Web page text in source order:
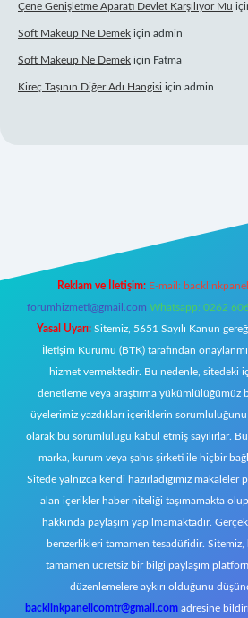
Çene Genişletme Aparatı Devlet Karşılıyor Mu
Soft Makeup Ne Demek için admin
Soft Makeup Ne Demek için Fatma
Kireç Taşının Diğer Adı Hangisi için admin
Reklam ve İletişim: E-mail:
forumhizmeti@gmail.com Whatsapp: 0262
Yasal Uyarı: Sitemiz, 5651 Sayılı Kanun
İletişim Kurumu (BTK) tarafından
hizmet vermektedir. Bu nedenle, sitedeki
denetleme veya araştırma yükümlülüğümüz
üyelerimiz yazdıkları içeriklerin
olarak bu sorumluluğu kabul etmiş sayılırlar.
marka, kurum veya şahıs şirketi ile hiçbir
Sitede yalnızca kendi hazırladığımız makaleler
alan içerikler haber niteliği taşımamakta
hakkında paylaşım yapılmamaktadır.
benzerlikleri tamamen tesadüfidir. Sitemiz,
tamamen ücretsiz bir bilgi paylaşım
düzenlemelere aykırı olduğunu
backlinkpanelicomtr@gmail.com adresine